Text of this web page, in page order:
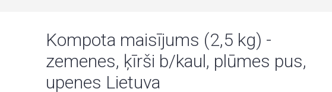
Kompota maisījums (2,5 kg) -
zemenes, ķīrši b/kaul, plūmes pus,
upenes Lietuva